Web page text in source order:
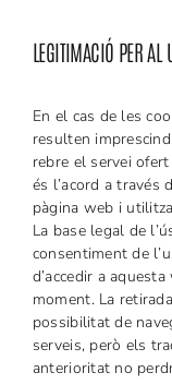
LEGITIMACIÓ PER AL
En el cas de les
resulten
rebre el servei
és l’acord a través
pàgina web i
La base legal de
consentiment de
d’accedir a
moment. La
possibilitat de
serveis, però els
anterioritat no